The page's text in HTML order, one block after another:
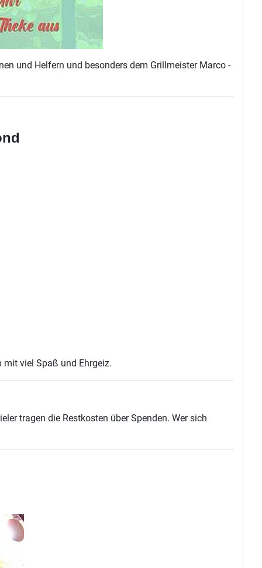
und Helfern und besonders dem Grillmeister Marco -
viel Spaß und Ehrgeiz.
tragen die Restkosten über Spenden. Wer sich